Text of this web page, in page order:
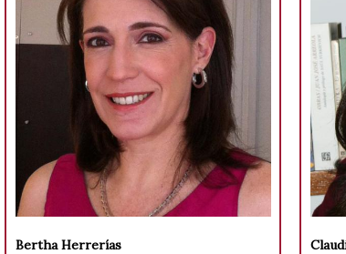
Bertha Herrerías